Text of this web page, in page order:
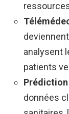
analysent
patients
données